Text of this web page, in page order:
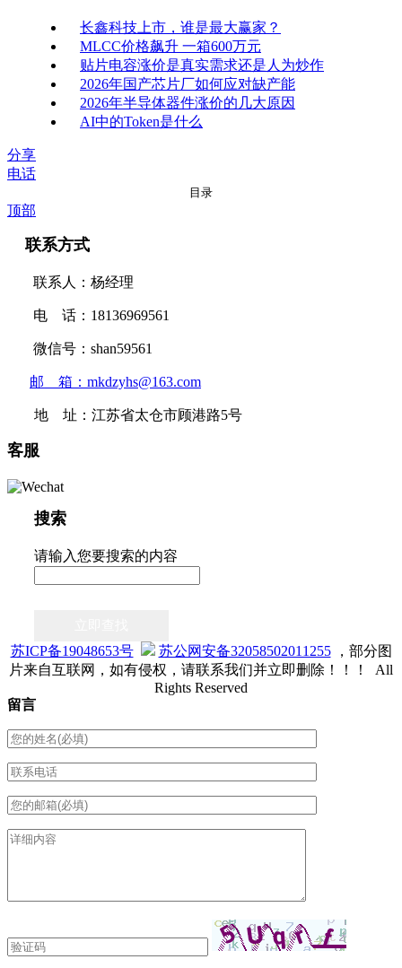
长鑫科技上市，谁是最大赢家？
MLCC价格飙升 一箱600万元
贴片电容涨价是真实需求还是人为炒作
2026年国产芯片厂如何应对缺产能
2026年半导体器件涨价的几大原因
AI中的Token是什么
分享
电话
目录
顶部
联系方式
联系人：杨经理
电 话：18136969561
微信号：shan59561
邮 箱：mkdzyhs@163.com
地 址：江苏省太仓市顾港路5号
客服
搜索
请输入您要搜索的内容
苏ICP备19048653号
苏公网安备32058502011255，部分图
片来自互联网，如有侵权，请联系我们并立即删除！！！ All
Rights Reserved
留言